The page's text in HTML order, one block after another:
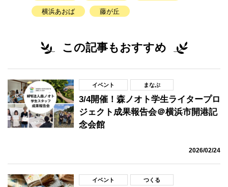
横浜あおば 藤が丘
この記事もおすすめ
イベント まなぶ
3/4開催！森ノオト学生ライタープロ
ジェクト成果報告会＠横浜市開港記
念会館
2026/02/24
イベント つくる